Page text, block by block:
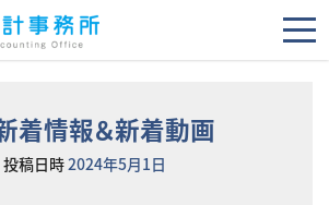
着情報＆新着動画
投稿日時2024年5月1日